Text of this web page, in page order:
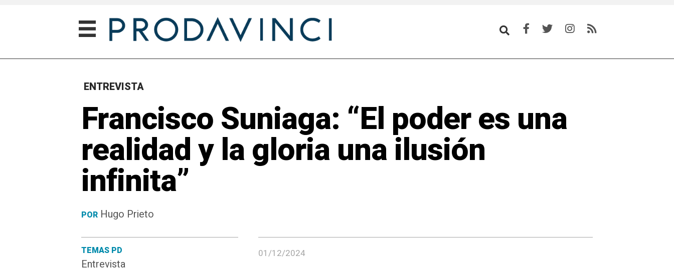
ENTREVISTA
Francisco Suniaga: “El poder es una
realidad y la gloria una ilusión
infinita”
POR Hugo Prieto
TEMAS PD
Entrevista
01/12/2024